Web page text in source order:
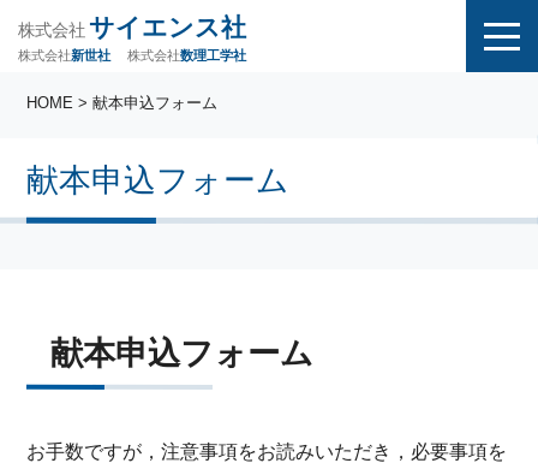
株式会社 サイエンス社
株式会社新世社 株式会社数理工学社
献本申込フォーム
HOME > 献本申込フォーム
献本申込フォーム
お手数ですが，注意事項をお読みいただき，必要事項を